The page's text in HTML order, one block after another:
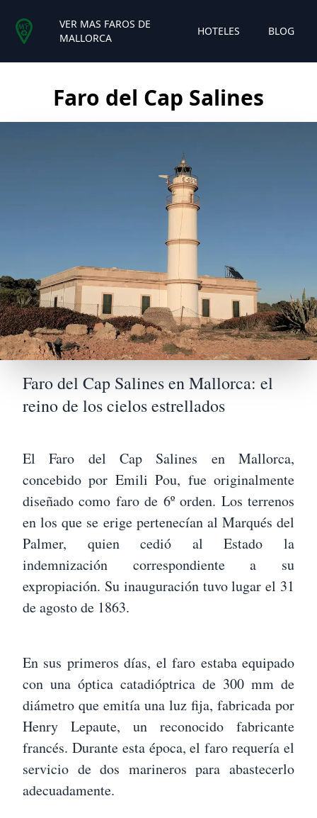
VER MAS FAROS DE
MALLORCA
HOTELES BLOG
Faro del Cap Salines
Faro del Cap Salines en Mallorca: el
reino de los cielos estrellados
El Faro del Cap Salines en Mallorca,
concebido por Emili Pou, fue originalmente
diseñado como faro de 6º orden. Los terrenos
en los que se erige pertenecían al Marqués del
Palmer, quien cedió al Estado la
indemnización correspondiente a su
expropiación. Su inauguración tuvo lugar el 31
de agosto de 1863.
En sus primeros días, el faro estaba equipado
con una óptica catadióptrica de 300 mm de
diámetro que emitía una luz fija, fabricada por
Henry Lepaute, un reconocido fabricante
francés. Durante esta época, el faro requería el
servicio de dos marineros para abastecerlo
adecuadamente.